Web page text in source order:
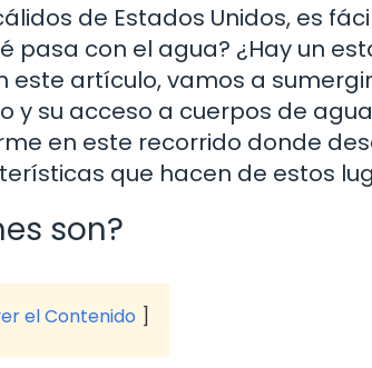
de Estados Unidos, es
pasa con el agua? ¿Hay un
artículo, vamos a
su acceso a cuerpos de
en este recorrido donde
que hacen de estos
son?
el Contenido